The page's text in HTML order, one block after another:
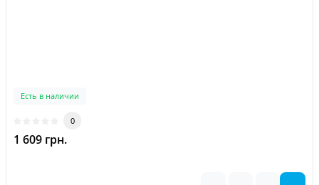
Есть в наличии
0
1 609 грн.